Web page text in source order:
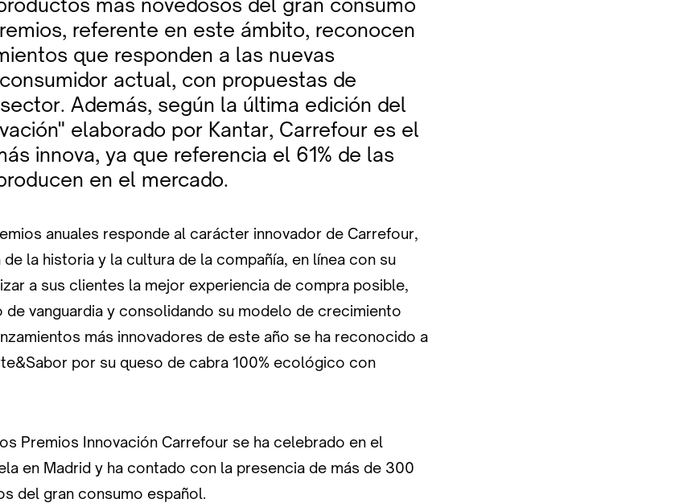
más novedosos del gran consumo
referente en este ámbito, reconocen
que responden a las nuevas
actual, con propuestas de
Además, según la última edición del
elaborado por Kantar, Carrefour es el
innova, ya que referencia el 61% de las
en el mercado.
anuales responde al carácter innovador de Carrefour,
la historia y la cultura de la compañía, en línea con su
a sus clientes la mejor experiencia de compra posible,
de vanguardia y consolidando su modelo de crecimiento
más innovadores de este año se ha reconocido a
por su queso de cabra 100% ecológico con
Premios Innovación Carrefour se ha celebrado en el
en Madrid y ha contado con la presencia de más de 300
del gran consumo español.